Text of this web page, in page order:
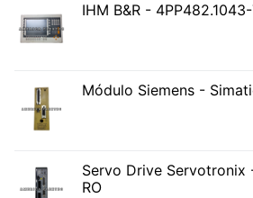
IHM B&R -
Módulo Siemens -
Servo Drive Servotronix
RO